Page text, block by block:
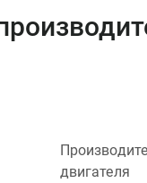
двигателя